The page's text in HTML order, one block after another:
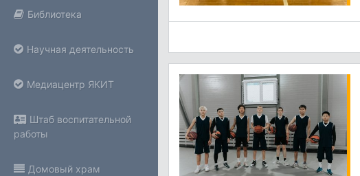
Библиотека
Научная деятельность
Медиацентр ЯКИТ
Штаб воспитательной
работы
Домовый храм